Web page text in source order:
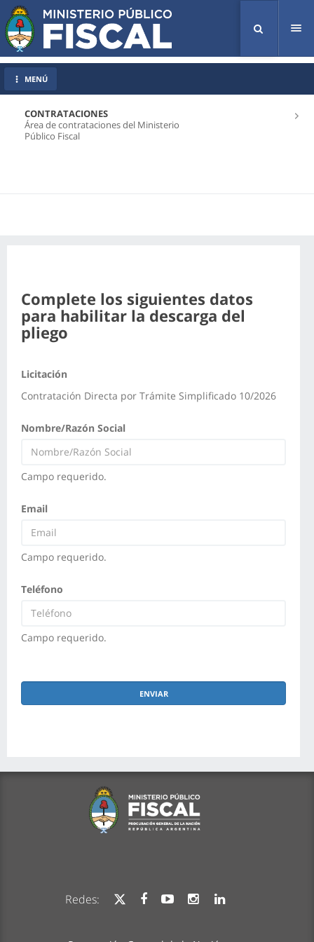
CONTRATACIONES
Área de contrataciones del Ministerio
Público Fiscal
MENÚ
Complete los siguientes datos
para habilitar la descarga del
pliego
Licitación
Contratación Directa por Trámite Simplificado 10/2026
Nombre/Razón Social
Campo requerido.
Email
Campo requerido.
Teléfono
Campo requerido.
Redes: